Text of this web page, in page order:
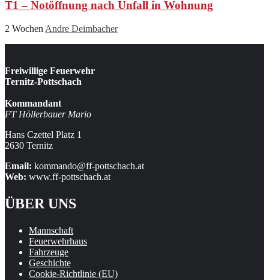
T1 – Notöffnung nach Unfall in Wohnung
2 WochenAndre Deimbacher
Freiwillige Feuerwehr
Ternitz-Pottschach
Kommandant
FT Höllerbauer Mario
Hans Czettel Platz 1
2630 Ternitz
Email: kommando@ff-pottschach.at
Web: www.ff-pottschach.at
ÜBER UNS
Mannschaft
Feuerwehrhaus
Fahrzeuge
Geschichte
Cookie-Richtlinie (EU)